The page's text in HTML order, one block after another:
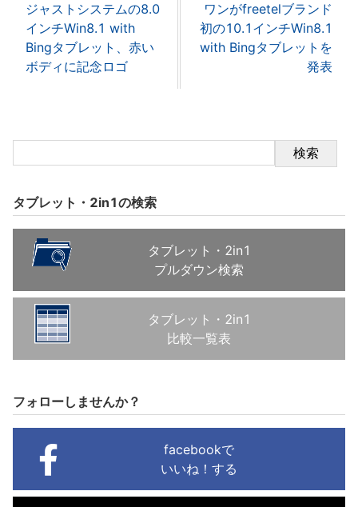
ジャストシステムの8.0
インチWin8.1 with
Bingタブレット、赤い
ボディに記念ロゴ
ワンがfreetelブランド
初の10.1インチWin8.1
with Bingタブレットを
発表
検索
タブレット・2in1の検索
タブレット・2in1
プルダウン検索
タブレット・2in1
比較一覧表
フォローしませんか？
facebookで
いいね！する